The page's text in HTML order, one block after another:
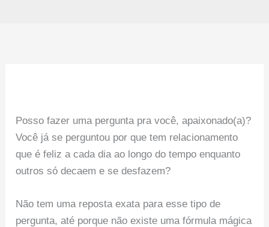
Posso fazer uma pergunta pra você, apaixonado(a)?
Você já se perguntou por que tem relacionamento
que é feliz a cada dia ao longo do tempo enquanto
outros só decaem e se desfazem?
Não tem uma reposta exata para esse tipo de
pergunta, até porque não existe uma fórmula mágica